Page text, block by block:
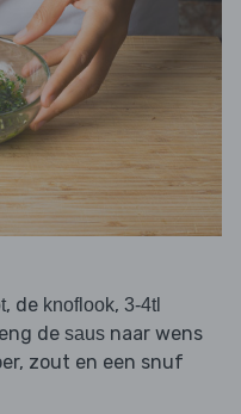
, de knoflook, 3-4tl
de saus naar wens
zout en een snuf